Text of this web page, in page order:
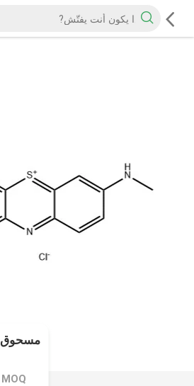
مسحوق Azur C CAS NO 531-57-7
MOQ：قابل للتفاوض